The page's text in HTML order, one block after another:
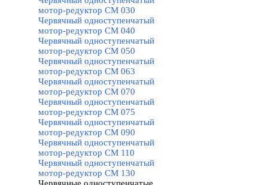
мотор-редуктор CM 030
Червячный одноступенчатый
мотор-редуктор CM 040
Червячный одноступенчатый
мотор-редуктор CM 050
Червячный одноступенчатый
мотор-редуктор CM 063
Червячный одноступенчатый
мотор-редуктор CM 070
Червячный одноступенчатый
мотор-редуктор CM 075
Червячный одноступенчатый
мотор-редуктор CM 090
Червячный одноступенчатый
мотор-редуктор CM 110
Червячный одноступенчатый
мотор-редуктор CM 130